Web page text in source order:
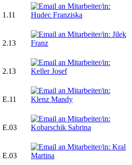
1.11
2.13
2.13
E.11
E.03
E.03